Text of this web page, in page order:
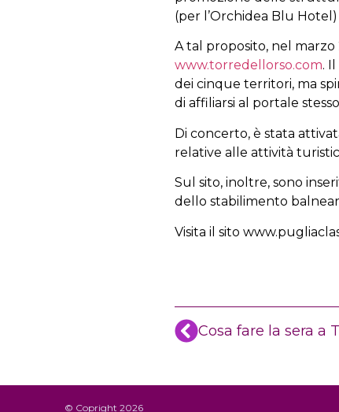
(per l’Orchidea Blu
A tal proposito, nel
www.torredellorso.com.
dei cinque territori, ma
di affiliarsi al portale
Di concerto, è stata
relative alle attività
Sul sito, inoltre, sono
dello stabilimento
Visita il sito
Cosa fare la sera a
© Copright 2026